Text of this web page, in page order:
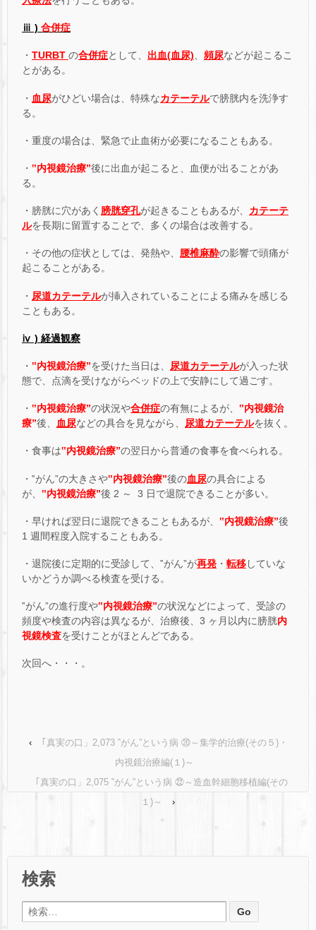
ⅲ ) 合併症
・ TURBT の合併症として、 出血(血尿)、 頻尿などが起こるこ
とがある。
・ 血尿がひどい場合は、特殊なカテーテルで膀胱内を洗浄す
る。
・重度の場合は、緊急で止血術が必要になることもある。
・ ‟内視鏡治療”後に出血が起こると、血便が出ることがあ
る。
・膀胱に穴があく 膀胱穿孔が起きることもあるが、 カテーテ
ルを長期に留置することで、多くの場合は改善する。
・その他の症状としては、発熱や、 腰椎麻酔の影響で頭痛が
起こることがある。
・ 尿道カテーテルが挿入されていることによる痛みを感じる
こともある。
ⅳ ) 経過観察
・ ‟内視鏡治療”を受けた当日は、 尿道カテーテルが入った状
態で、点滴を受けながらベッドの上で安静にして過ごす。
・ ‟内視鏡治療”の状況や合併症の有無によるが、 ‟内視鏡治
療”後、 血尿などの具合を見ながら、 尿道カテーテルを抜く。
・食事は‟内視鏡治療”の翌日から普通の食事を食べられる。
・‟がん”の大きさや‟内視鏡治療”後の血尿の具合による
が、 ‟内視鏡治療”後 2 ～ 3 日で退院できることが多い。
・早ければ翌日に退院できることもあるが、 ‟内視鏡治療”後
1 週間程度入院することもある。
・退院後に定期的に受診して、‟がん”が再発 ・ 転移していな
いかどうか調べる検査を受ける。
‟がん”の進行度や‟内視鏡治療”の状況などによって、受診の
頻度や検査の内容は異なるが、治療後、3 ヶ月以内に膀胱内
視鏡検査を受けことがほとんどである。
次回へ・・・。
‹
｢真実の口」2,073 ‟がん”という病 ⑳～集学的治療(その５)・
内視鏡治療編(１)～
｢真実の口」2,075 ‟がん”という病 ㉒～造血幹細胞移植編(その
１)～
›
検索
検索: